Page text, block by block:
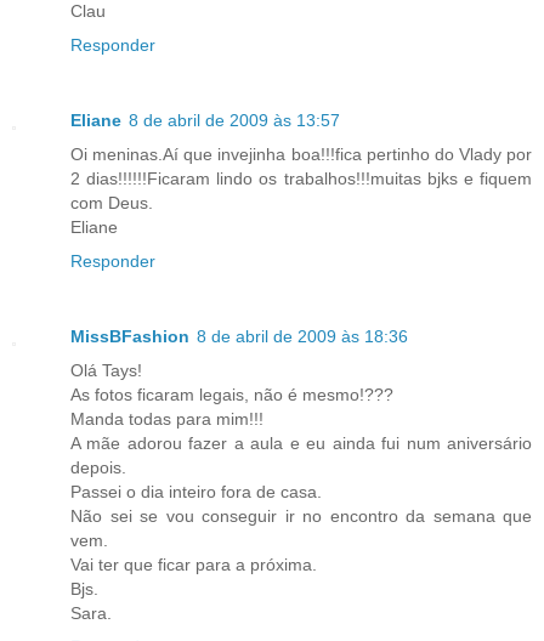
Clau
Responder
Eliane 8 de abril de 2009 às 13:57
Oi meninas.Aí que invejinha boa!!!fica pertinho do Vlady por
2 dias!!!!!!Ficaram lindo os trabalhos!!!muitas bjks e fiquem
com Deus.
Eliane
Responder
MissBFashion 8 de abril de 2009 às 18:36
Olá Tays!
As fotos ficaram legais, não é mesmo!???
Manda todas para mim!!!
A mãe adorou fazer a aula e eu ainda fui num aniversário
depois.
Passei o dia inteiro fora de casa.
Não sei se vou conseguir ir no encontro da semana que
vem.
Vai ter que ficar para a próxima.
Bjs.
Sara.